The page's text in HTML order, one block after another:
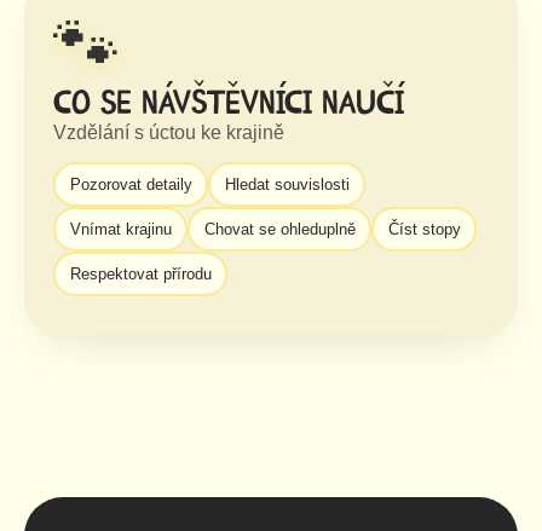
🐾
Co se návštěvníci naučí
Vzdělání s úctou ke krajině
Pozorovat detaily Hledat souvislosti
Vnímat krajinu Chovat se ohleduplně Číst stopy
Respektovat přírodu